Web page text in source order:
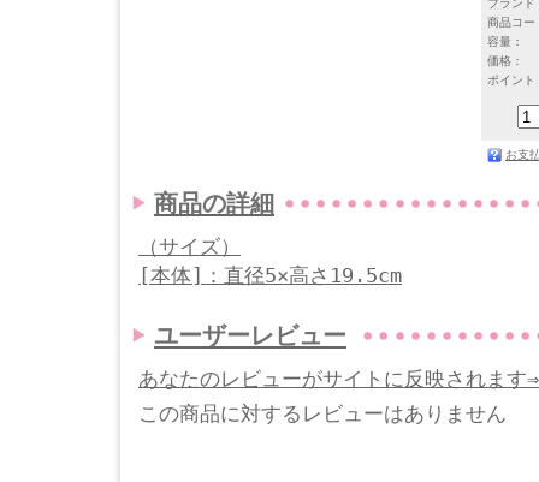
ブランド
商品コー
容量：
価格：
ポイント
お支
商品の詳細
（サイズ）
[本体]：直径5×高さ19.5cm
ユーザーレビュー
あなたのレビューがサイトに反映されま
この商品に対するレビューはありません